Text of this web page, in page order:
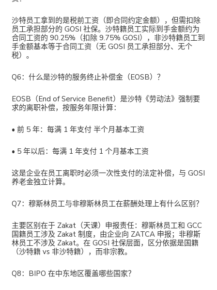
沙特员工拿到的是税前工资（即合同约定金额），但需扣除
员工承担部分的 GOSI 社保。沙特籍员工实际到手金额约为
合同工资的 90.25%（扣除 9.75% GOSI），非沙特籍员工到
手金额基本等于合同工资（无 GOSI 员工承担部分、无个
税）。
Q6：什么是沙特的服务终止补偿金（EOSB）？
EOSB（End of Service Benefit）是沙特《劳动法》强制要
求的离职补偿，按服务年限计算：
• 前 5 年：每满 1 年支付 半个月基本工资
• 5 年以后：每满 1 年支付 1 个月基本工资
这是企业在员工离职时必须一次性支付的法定补偿，与 GOSI
养老金独立计算。
Q7：穆斯林员工与非穆斯林员工在薪酬处理上有什么区别？
主要区别在于 Zakat（天课）申报责任：穆斯林员工和 GCC
国籍员工涉及 Zakat 制度，由企业向 ZATCA 申报；非穆斯
林员工不涉及 Zakat。在 GOSI 社保层面，区分依据是国籍
（沙特籍 vs 非沙特籍），而非宗教。
Q8：BIPO 在中东地区覆盖哪些国家？